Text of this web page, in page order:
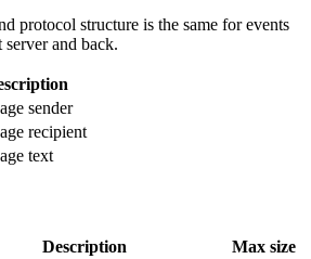
protocol structure is the same for events
and back.
sender
recipient
text
Description Max size